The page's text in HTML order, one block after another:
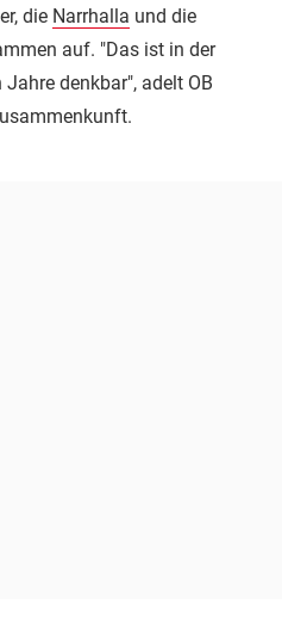
die Narrhalla und die
auf. "Das ist in der
denkbar", adelt OB